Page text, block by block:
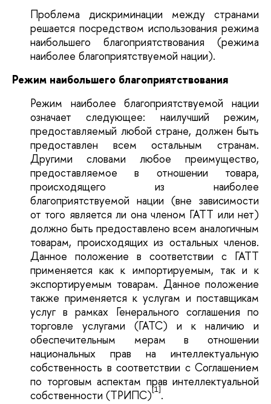
Проблема дискриминации между странами
решается посредством использования режима
наибольшего благоприятствования (режима
наиболее благоприятствуемой нации).
Режим наибольшего благоприятствования
Режим наиболее благоприятствуемой нации
означает следующее: наилучший режим,
предоставляемый любой стране, должен быть
предоставлен всем остальным странам.
Другими словами любое преимущество,
предоставляемое в отношении товара,
происходящего из наиболее
благоприятствуемой нации (вне зависимости
от того является ли она членом ГАТТ или нет)
должно быть предоставлено всем аналогичным
товарам, происходящих из остальных членов.
Данное положение в соответствии с ГАТТ
применяется как к импортируемым, так и к
экспортируемым товарам. Данное положение
также применяется к услугам и поставщикам
услуг в рамках Генерального соглашения по
торговле услугами (ГАТС) и к наличию и
обеспечительным мерам в отношении
национальных прав на интеллектуальную
собственность в соответствии с Соглашением
по торговым аспектам прав интеллектуальной
собственности (ТРИПС)[1].